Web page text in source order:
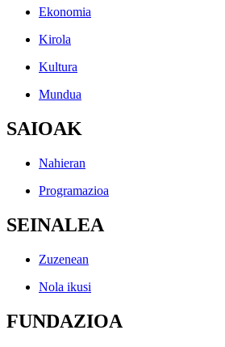
Ekonomia
Kirola
Kultura
Mundua
SAIOAK
Nahieran
Programazioa
SEINALEA
Zuzenean
Nola ikusi
FUNDAZIOA